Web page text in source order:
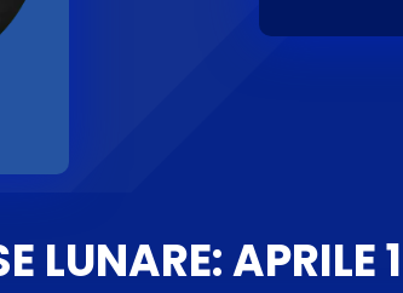
LUNARE: APRILE